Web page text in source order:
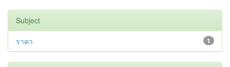
Subject
1
ราคา